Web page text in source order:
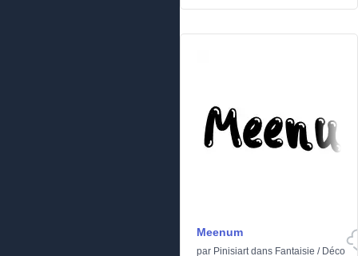
Meenum
par Pinisiartdans Fantaisie / Déco